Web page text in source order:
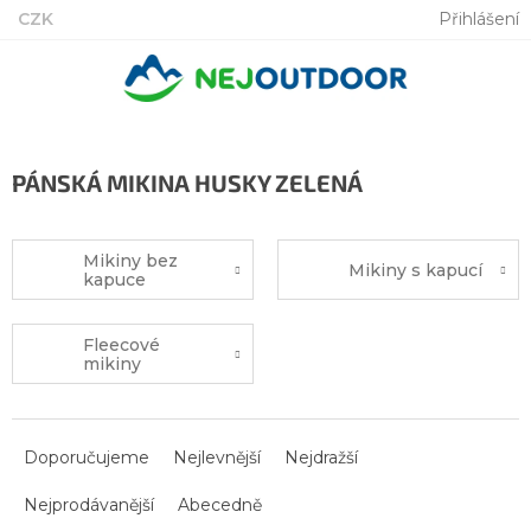
Přejít
CZK Přihlášení
PÁNSKÁ MIKINA HUSKY ZELENÁ
Mikiny bez
kapuce
Mikiny s kapucí
Fleecové
mikiny
Doporučujeme Nejlevnější Nejdražší
Nejprodávanější Abecedně